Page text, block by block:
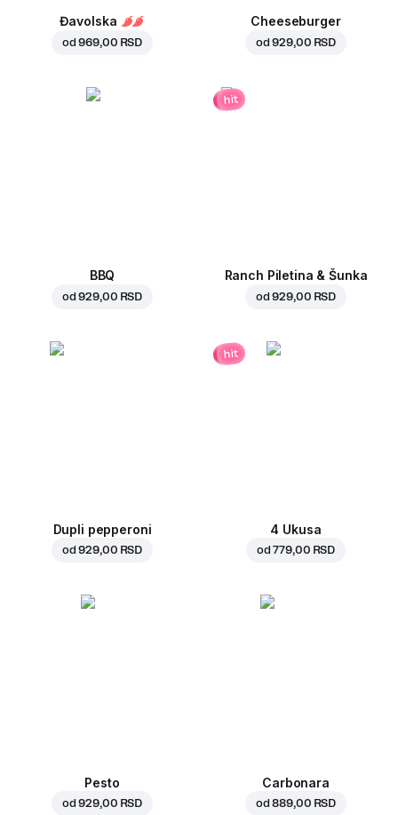
Đavolska
od969,00 RSD
Cheeseburger
od929,00 RSD
BBQ
od929,00 RSD
hit
Ranch Piletina & Šunka
od929,00 RSD
Dupli pepperoni
od929,00 RSD
hit
4 Ukusa
od779,00 RSD
Pesto
od929,00 RSD
Carbonara
od889,00 RSD